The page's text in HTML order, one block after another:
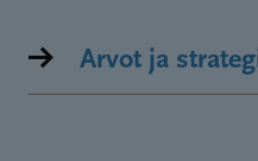
Arvot ja